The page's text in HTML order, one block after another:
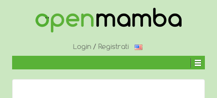
CONTENUTO
Login / Registrati